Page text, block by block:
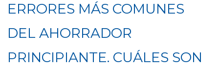
ERRORES MÁS COMUNES
DEL AHORRADOR
PRINCIPIANTE. CUÁLES SON